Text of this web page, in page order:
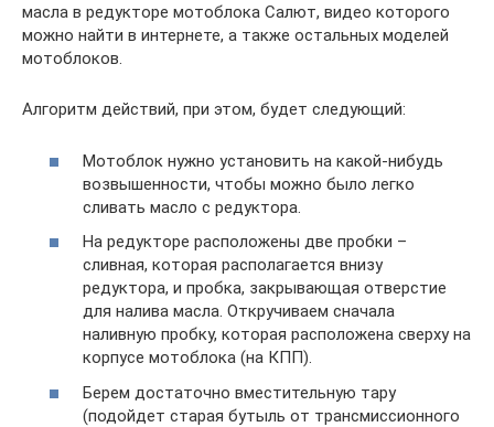
масла в редукторе мотоблока Салют, видео которого
можно найти в интернете, а также остальных моделей
мотоблоков.
Алгоритм действий, при этом, будет следующий:
Мотоблок нужно установить на какой-нибудь
возвышенности, чтобы можно было легко
сливать масло с редуктора.
На редукторе расположены две пробки –
сливная, которая располагается внизу
редуктора, и пробка, закрывающая отверстие
для налива масла. Откручиваем сначала
наливную пробку, которая расположена сверху на
корпусе мотоблока (на КПП).
Берем достаточно вместительную тару
(подойдет старая бутыль от трансмиссионного